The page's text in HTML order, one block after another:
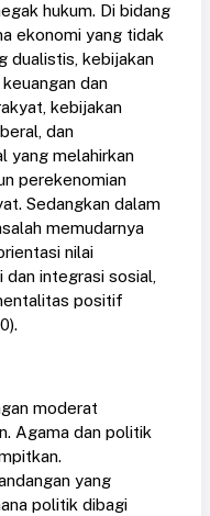
hukum. Di bidang
ekonomi yang tidak
dualistis, kebijakan
dan
kebijakan
dan
yang melahirkan
perekenomian
Sedangkan dalam
memudarnya
nilai
dan integrasi sosial,
positif
moderat
Agama dan politik
yang
politik dibagi